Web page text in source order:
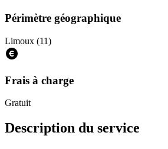
Périmètre géographique
Limoux (11)
Frais à charge
Gratuit
Description du service